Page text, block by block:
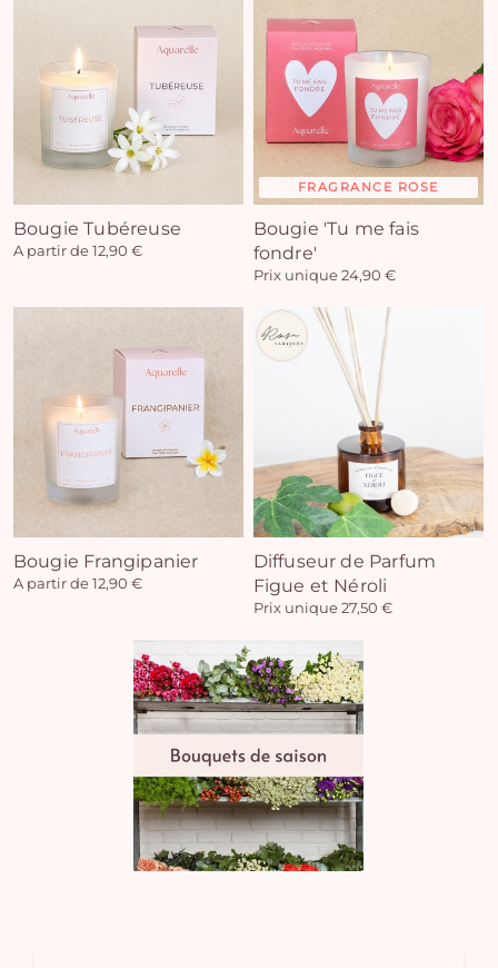
Bougie Tubéreuse
A partir de 12,90 €
FRAGRANCE ROSE
Bougie 'Tu me fais
fondre'
Prix unique 24,90 €
Bougie Frangipanier
A partir de 12,90 €
Diffuseur de Parfum
Figue et Néroli
Prix unique 27,50 €